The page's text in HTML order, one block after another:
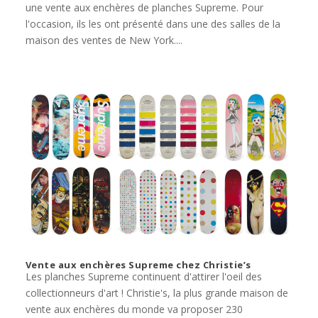
une vente aux enchères de planches Supreme. Pour
l'occasion, ils les ont présenté dans une des salles de la
maison des ventes de New York....
Vente aux enchères Supreme chez Christie’s
Les planches Supreme continuent d'attirer l'oeil des
collectionneurs d'art ! Christie's, la plus grande maison de
vente aux enchères du monde va proposer 230